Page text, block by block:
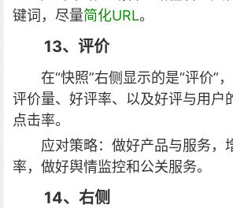
键词，尽量简化URL。
13、评价
在“快照”右侧显示的是“评价”
评价量、好评率、以及好评与用户
点击率。
应对策略：做好产品与服务，
率，做好舆情监控和公关服务。
14、右侧